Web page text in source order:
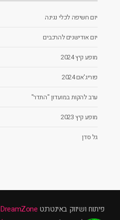
יום חשיפה לכלי נגינה
יום אודישנים להרכבים
מופע קיץ 2024
פוריג'אם 2024
ערב להקות במועדון "התדר"
מופע קיץ 2023
גל סדן
פיתוח ושיווק באינטרנט DreamZone